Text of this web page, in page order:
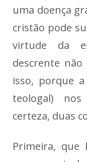
uma doença
cristão pode
virtude da
descrente
isso, porque
teologal)
certeza, duas
Primeira,